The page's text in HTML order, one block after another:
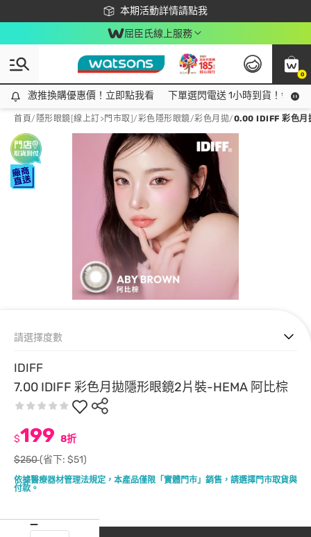
本期活動詳情請點我
下載app最高回饋$350
屈臣氏線上服務
0
激推換購優惠價！立即點我看
激推換購優惠價！立即點我看 下單選閃電送 1小時到貨！領神
首頁/ 隱形眼鏡[線上訂>門市取]/彩色隱形眼鏡/彩色月拋/0.00 IDIFF 彩色月
IDIFF
7.00 IDIFF 彩色月拋隱形眼鏡2片裝-HEMA 阿比棕
依據醫療器材管理法規定，本產品僅限「實體門市」銷售，請選擇門市取貨與
付款。
$199 8折
$250(省下: $51)
請選擇度數